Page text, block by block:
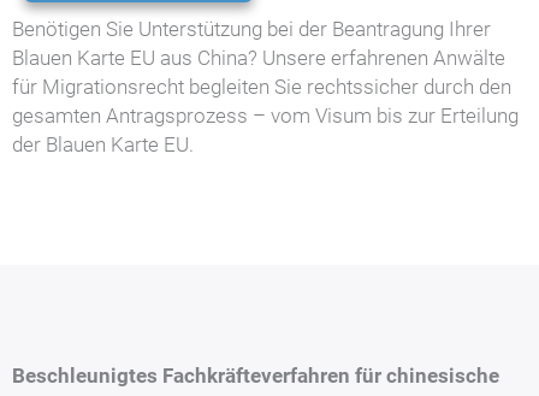
Benötigen Sie Unterstützung bei der Beantragung Ihrer
Blauen Karte EU aus China? Unsere erfahrenen Anwälte
für Migrationsrecht begleiten Sie rechtssicher durch den
gesamten Antragsprozess – vom Visum bis zur Erteilung
der Blauen Karte EU.
Beschleunigtes Fachkräfteverfahren für chinesische